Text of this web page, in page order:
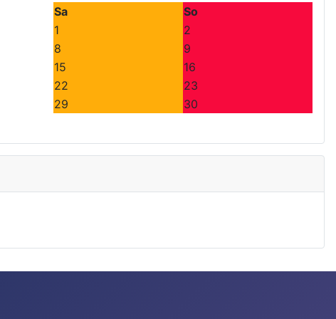
Sa
So
1
2
8
9
15
16
22
23
29
30